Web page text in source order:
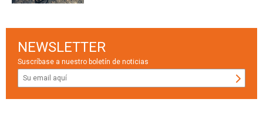
NEWSLETTER
Suscríbase a nuestro boletín de noticias